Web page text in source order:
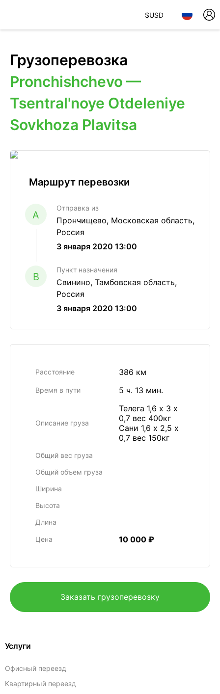
$USD
Грузоперевозка
Pronchishchevo —
Tsentral'noye Otdeleniye
Sovkhoza Plavitsa
Маршрут перевозки
A
Отправка из
Прончищево, Московская область,
Россия
3 января 2020 13:00
B
Пункт назначения
Свинино, Тамбовская область,
Россия
3 января 2020 13:00
Расстояние 386 км
Время в пути 5 ч. 13 мин.
Описание груза
Телега 1,6 х 3 х
0,7 вес 400кг
Сани 1,6 х 2,5 х
0,7 вес 150кг
Общий вес груза
Общий объем груза
Ширина
Высота
Длина
Цена 10 000 ₽
Заказать грузоперевозку
Услуги
Офисный переезд
Квартирный переезд